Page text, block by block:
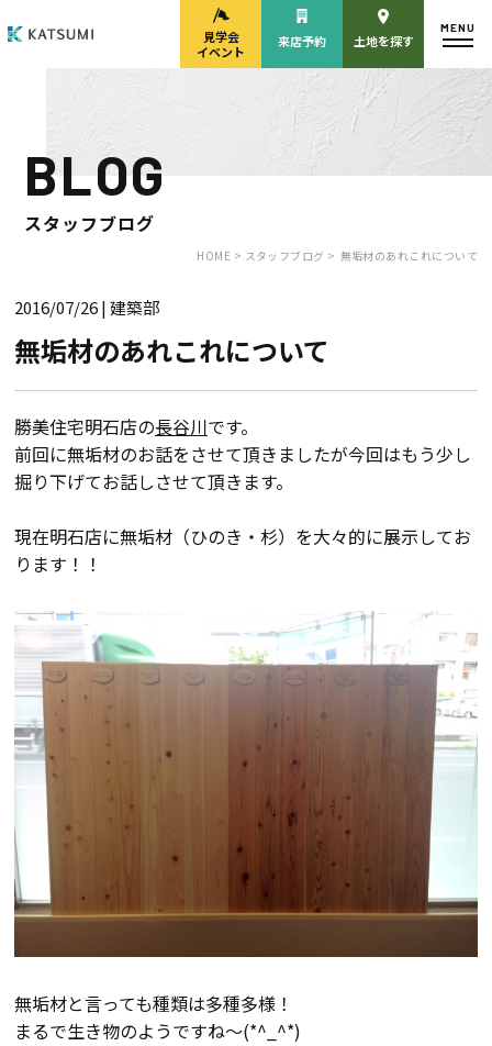
モデルハウス
来場予約
見学会・
来店予約
HOME
物件検索
会員登録
おすすめ分譲地
手間ひまかけた家づくり
KATSUMIの標準仕様 和暮-なごみ-
素材とデザイン
耐震性能+制震性能
見学会
イベント
来店予約 土地を探す
MENU
BLOG
スタッフブログ
HOME > スタッフブログ > 無垢材のあれこれについて
2016/07/26| 建築部
無垢材のあれこれについて
勝美住宅明石店の長谷川です。
前回に無垢材のお話をさせて頂きましたが今回はもう少し
掘り下げてお話しさせて頂きます。
現在明石店に無垢材（ひのき・杉）を大々的に展示してお
ります！！
無垢材と言っても種類は多種多様！
まるで生き物のようですね～(*^_^*)